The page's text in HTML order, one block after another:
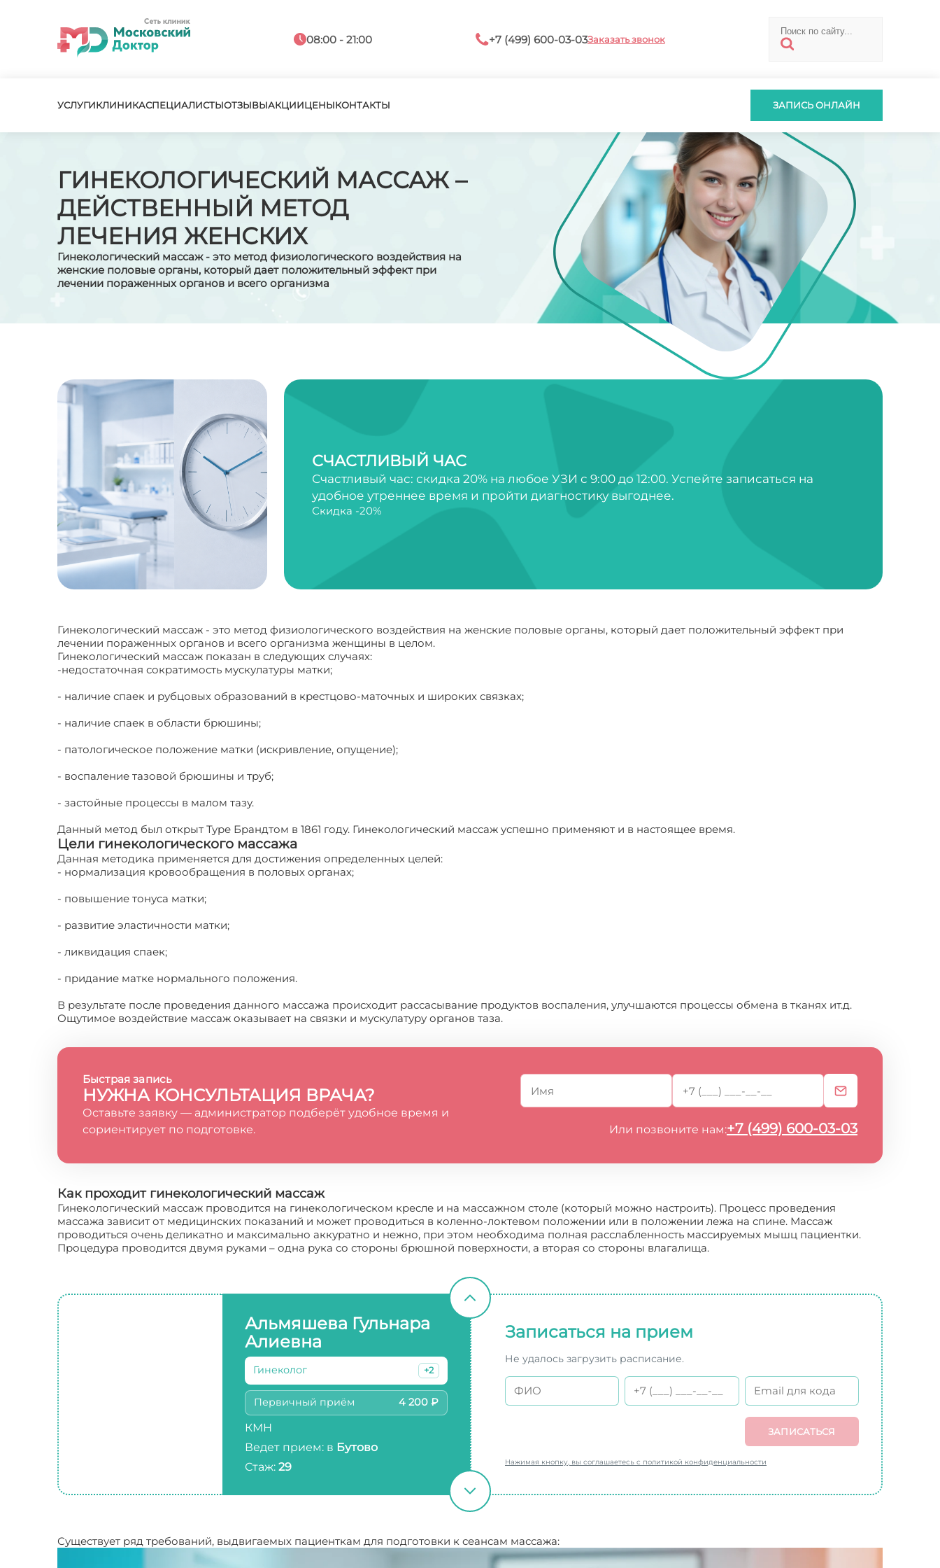
08:00 - 21:00 +7 (499) 600-03-03Заказать звонок
УСЛУГИКЛИНИКАСПЕЦИАЛИСТЫОТЗЫВЫАКЦИИЦЕНЫКОНТАКТЫ ЗАПИСЬ ОНЛАЙН
ГИНЕКОЛОГИЧЕСКИЙ МАССАЖ –
ДЕЙСТВЕННЫЙ МЕТОД
ЛЕЧЕНИЯ ЖЕНСКИХ
Гинекологический массаж - это метод физиологического воздействия на
женские половые органы, который дает положительный эффект при
лечении пораженных органов и всего организма
СЧАСТЛИВЫЙ ЧАС
Счастливый час: скидка 20% на любое УЗИ с 9:00 до 12:00. Успейте записаться на
удобное утреннее время и пройти диагностику выгоднее.
Скидка -20%
Гинекологический массаж - это метод физиологического воздействия на женские половые органы, который дает положительный эффект при
лечении пораженных органов и всего организма женщины в целом.
Гинекологический массаж показан в следующих случаях:
-недостаточная сократимость мускулатуры матки;
- наличие спаек и рубцовых образований в крестцово-маточных и широких связках;
- наличие спаек в области брюшины;
- патологическое положение матки (искривление, опущение);
- воспаление тазовой брюшины и труб;
- застойные процессы в малом тазу.
Данный метод был открыт Туре Брандтом в 1861 году. Гинекологический массаж успешно применяют и в настоящее время.
Цели гинекологического массажа
Данная методика применяется для достижения определенных целей:
- нормализация кровообращения в половых органах;
- повышение тонуса матки;
- развитие эластичности матки;
- ликвидация спаек;
- придание матке нормального положения.
В результате после проведения данного массажа происходит рассасывание продуктов воспаления, улучшаются процессы обмена в тканях ит.д.
Ощутимое воздействие массаж оказывает на связки и мускулатуру органов таза.
Быстрая запись
НУЖНА КОНСУЛЬТАЦИЯ ВРАЧА?
Оставьте заявку — администратор подберёт удобное время и
сориентирует по подготовке.
Или позвоните нам:+7 (499) 600-03-03
Как проходит гинекологический массаж
Гинекологический массаж проводится на гинекологическом кресле и на массажном столе (который можно настроить). Процесс проведения
массажа зависит от медицинских показаний и может проводиться в коленно-локтевом положении или в положении лежа на спине. Массаж
проводиться очень деликатно и максимально аккуратно и нежно, при этом необходима полная расслабленность массируемых мышц пациентки.
Процедура проводится двумя руками – одна рука со стороны брюшной поверхности, а вторая со стороны влагалища.
Альмяшева Гульнара
Алиевна
Гинеколог +2
Первичный приём 4 200 ₽
КМН
Ведет прием: в Бутово
Стаж: 29
Записаться на прием
Не удалось загрузить расписание.
ЗАПИСАТЬСЯ
Нажимая кнопку, вы соглашаетесь с политикой конфиденциальности
Существует ряд требований, выдвигаемых пациенткам для подготовки к сеансам массажа: